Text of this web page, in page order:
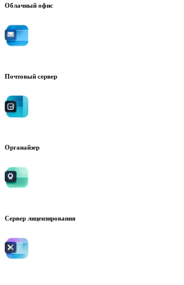
Облачный офис
Почтовый сервер
Органайзер
Сервер лицензирования